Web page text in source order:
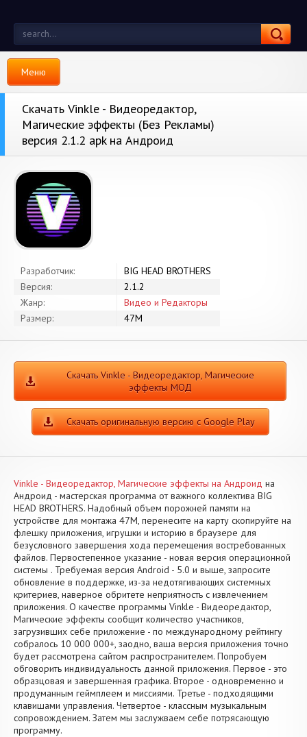
Меню
Скачать Vinkle - Видеоредактор,
Магические эффекты (Без Рекламы)
версия 2.1.2 apk на Андроид
Разработчик:
BIG HEAD BROTHERS
Версия:
2.1.2
Жанр:
Видео и Редакторы
Размер:
47M
Скачать Vinkle - Видеоредактор, Магические
эффекты МОД
Скачать оригинальную версию с Google Play
Vinkle - Видеоредактор, Магические эффекты на Андроид на
Андроид - мастерская программа от важного коллектива BIG
HEAD BROTHERS. Надобный объем порожней памяти на
устройстве для монтажа 47M, перенесите на карту скопируйте на
флешку приложения, игрушки и историю в браузере для
безусловного завершения хода перемещения востребованных
файлов. Первостепенное указание - новая версия операционной
системы . Требуемая версия Android - 5.0 и выше, запросите
обновление в поддержке, из-за недотягивающих системных
критериев, наверное обритете неприятность с извлечением
приложения. О качестве программы Vinkle - Видеоредактор,
Магические эффекты сообщит количество участников,
загрузивших себе приложение - по международному рейтингу
собралось 10 000 000+, заодно, ваша версия приложения точно
будет рассмотрена сайтом распространителем. Попробуем
обговорить индивидуальность данной приложения. Первое - это
образцовая и завершенная графика. Второе - одновременно и
продуманным геймплеем и миссиями. Третье - подходящими
клавишами управления. Четвертое - классным музыкальным
сопровождением. Затем мы заслужваем себе потрясающую
программу.